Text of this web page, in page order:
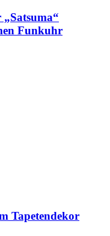
Funkuhr
Tapetendekor